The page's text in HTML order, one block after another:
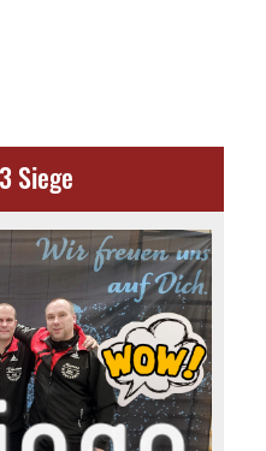
Siege